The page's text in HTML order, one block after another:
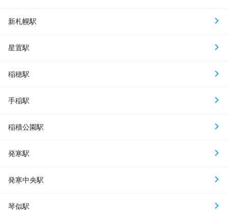
新札幌駅
星置駅
稲穂駅
手稲駅
稲積公園駅
発寒駅
発寒中央駅
琴似駅